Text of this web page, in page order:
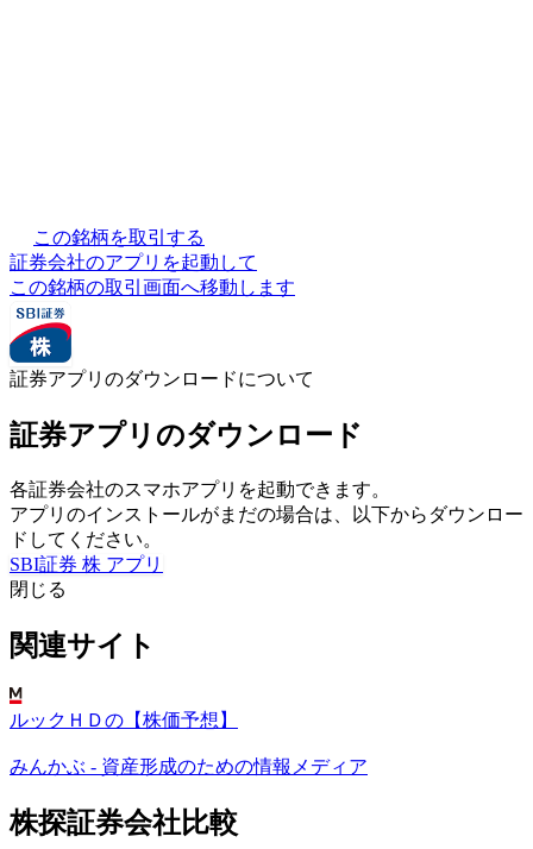
この銘柄を取引する
証券会社のアプリを起動して
この銘柄の取引画面へ移動します
証券アプリのダウンロードについて
証券アプリのダウンロード
各証券会社のスマホアプリを起動できます。
アプリのインストールがまだの場合は、以下からダウンロー
ドしてください。
SBI証券 株 アプリ
閉じる
関連サイト
ルックＨＤの【株価予想】
みんかぶ - 資産形成のための情報メディア
株探証券会社比較